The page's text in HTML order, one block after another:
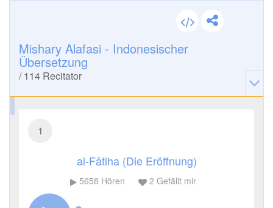
Mishary Alafasi - Indonesischer
Übersetzung
/114 Recitator
1
al-Fātiha (Die Eröffnung)
5658 Hören 2 Gefällt mir